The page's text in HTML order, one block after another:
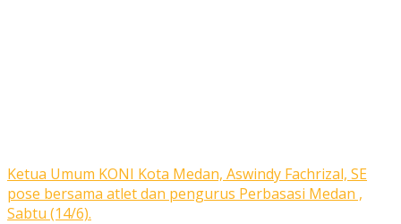
Ketua Umum KONI Kota Medan, Aswindy Fachrizal, SE
pose bersama atlet dan pengurus Perbasasi Medan ,
Sabtu (14/6).